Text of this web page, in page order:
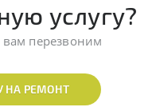
услугу?
вам перезвоним
НА РЕМОНТ